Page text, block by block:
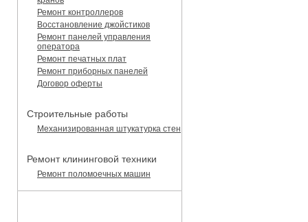
Ремонт контроллеров
Восстановление джойстиков
Ремонт панелей управления
оператора
Ремонт печатных плат
Ремонт приборных панелей
Договор оферты
Строительные работы
Механизированная штукатурка стен
Ремонт клининговой техники
Ремонт поломоечных машин